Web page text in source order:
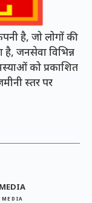
है, जो लोगों की
जनसेवा विभिन्न
को प्रकाशित
स्तर पर